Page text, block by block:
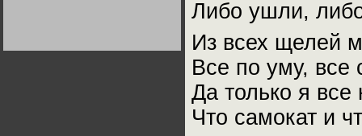
Либо ушли,
Из всех щелей
Все по уму, все
Да только я все
Что самокат и